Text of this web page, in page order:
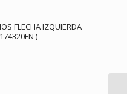
FLECHA IZQUIERDA
)